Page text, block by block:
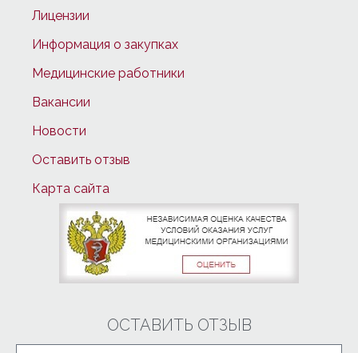
Лицензии
Информация о закупках
Медицинские работники
Вакансии
Новости
Оставить отзыв
Карта сайта
ОСТАВИТЬ ОТЗЫВ